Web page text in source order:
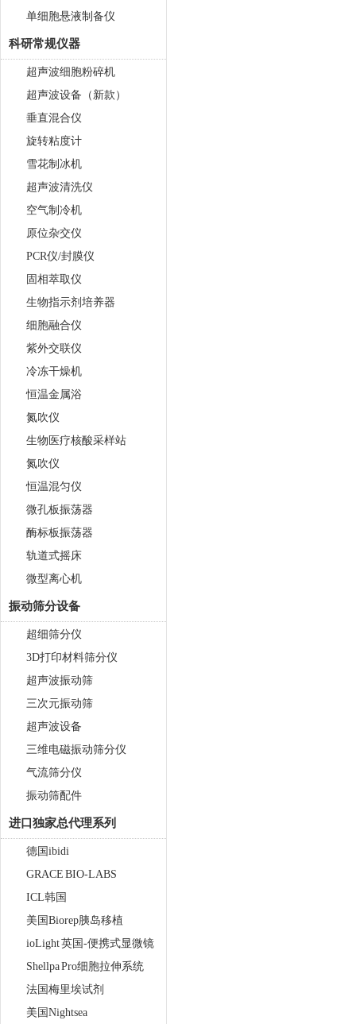
单细胞悬液制备仪
科研常规仪器
超声波细胞粉碎机
超声波设备（新款）
垂直混合仪
旋转粘度计
雪花制冰机
超声波清洗仪
空气制冷机
原位杂交仪
PCR仪/封膜仪
固相萃取仪
生物指示剂培养器
细胞融合仪
紫外交联仪
冷冻干燥机
恒温金属浴
氮吹仪
生物医疗核酸采样站
氮吹仪
恒温混匀仪
微孔板振荡器
酶标板振荡器
轨道式摇床
微型离心机
振动筛分设备
超细筛分仪
3D打印材料筛分仪
超声波振动筛
三次元振动筛
超声波设备
三维电磁振动筛分仪
气流筛分仪
振动筛配件
进口独家总代理系列
德国ibidi
GRACE BIO-LABS
ICL韩国
美国Biorep胰岛移植
ioLight 英国-便携式显微镜
Shellpa Pro细胞拉伸系统
法国梅里埃试剂
美国Nightsea